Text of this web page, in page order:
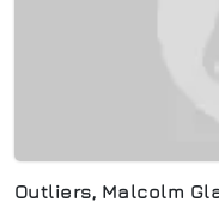
Outliers, Malcolm